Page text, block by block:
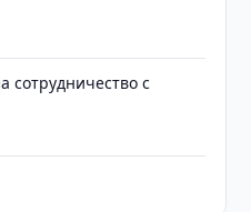
сотрудничество с